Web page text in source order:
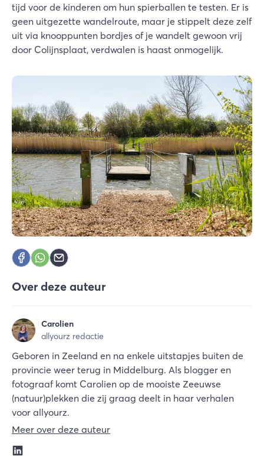
tijd voor de kinderen om hun spierballen te testen. Er is
geen uitgezette wandelroute, maar je stippelt deze zelf
uit via knooppunten bordjes of je wandelt gewoon vrij
door Colijnsplaat, verdwalen is haast onmogelijk.
Over deze auteur
Carolien
allyourz redactie
Geboren in Zeeland en na enkele uitstapjes buiten de
provincie weer terug in Middelburg. Als blogger en
fotograaf komt Carolien op de mooiste Zeeuwse
(natuur)plekken die zij graag deelt in haar verhalen
voor allyourz.
Meer over deze auteur